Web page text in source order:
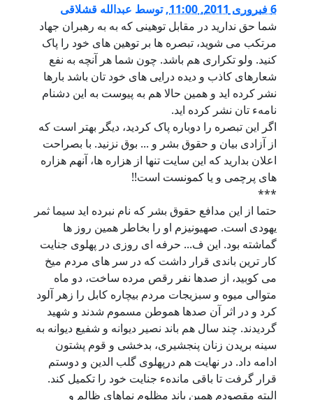
6 فبروری 2011, 11:00 ,توسط عبدالله قشلاقی
شما حق نداريد در مقابل توهينی که به به رهبران جهاد
مرتکب می شويد، تبصره ها بر توهين های خود را پاک
کنيد. ولو تکراری هم باشد. چون شما هر آنچه به نفع
شعارهای کاذب و ديده درايی های خود تان باشد بارها
نشر کرده ايد و همين حالا هم به پيوست به اين دشنام
نامهء تان نشر کرده ايد.
اگر اين تبصره را دوباره پاک کرديد، ديگر بهتر است که
از آزادی بيان و حقوق بشر و ... بوق نزنيد. با بصراحت
اعلان بداريد که اين سايت تنها از هزاره ها، آنهم هزاره
های پرچمی و يا کمونست است!!
***
حتما از اين مدافع حقوق بشر که نام نبرده ايد سيما ثمر
يهودی است. صهيونيزم او را بخاطر همين روز ها
گماشته بود. اين ف... حرفه ای روزی در پهلوی جنايت
کار ترين باندی قرار داشت که در سر های مردم ميخ
می کوبيد، از صدها نفر رقص مرده ساخت، دو ماه
متوالی ميوه و سبزيجات مردم بيچاره کابل را زهر آلود
کرد و در اثر آن صدها هموطن مسموم شدند و شهيد
گرديدند. چند سال هم باند نصير ديوانه و شفيع ديوانه به
سينه بريدن زنان پنجشيری، بدخشی و قوم پشتون
ادامه داد. در نهايت هم درپهلوی گلب الدين و دوستم
قرار گرفت تا باقی ماندهء جنايت خود را تکميل کند.
البته مقصودم همين باند مظلوم نماهای ظالم و